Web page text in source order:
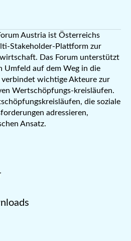
Austria ist Österreichs
Stakeholder-Plattform zur
Das Forum unterstützt
Umfeld auf dem Weg in die
wichtige Akteure zur
Wertschöpfungs-kreisläufen.
die soziale
adressieren,
Ansatz.